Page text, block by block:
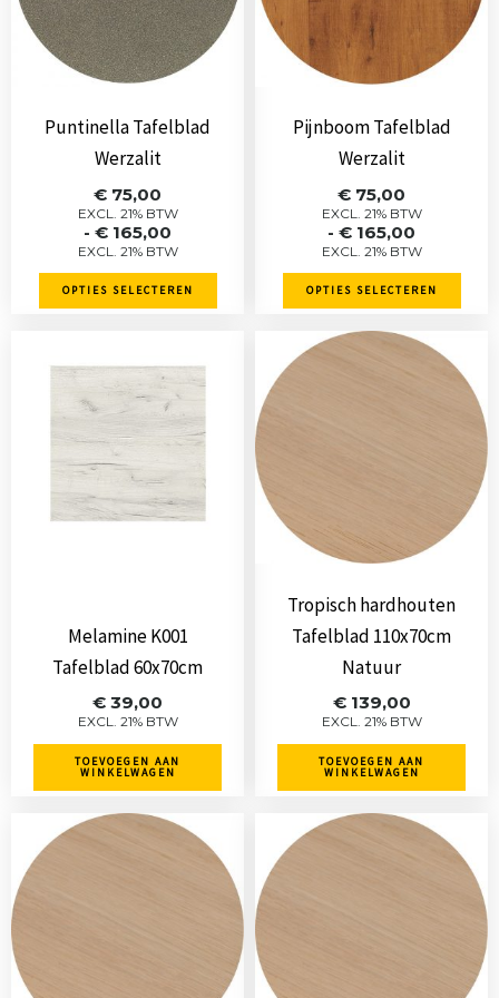
Puntinella Tafelblad
Werzalit
€ 75,00
EXCL. 21% BTW
- € 165,00
EXCL. 21% BTW
Prijsklasse:
€ 75,00
tot
€ 165,00
OPTIES SELECTEREN
Deze
optie
kan
gekozen
worden
de
productpagina
Pijnboom Tafelblad
Werzalit
€ 75,00
EXCL. 21% BTW
- € 165,00
EXCL. 21% BTW
Prijsklasse:
€ 75,00
tot
€ 165,00
OPTIES SELECTEREN
Deze
optie
kan
gekozen
worden
de
productpagina
Melamine K001
Tafelblad 60x70cm
€ 39,00
EXCL. 21% BTW
TOEVOEGEN AAN
WINKELWAGEN
Tropisch hardhouten
Tafelblad 110x70cm
Natuur
€139,00
EXCL. 21% BTW
TOEVOEGEN AAN
WINKELWAGEN